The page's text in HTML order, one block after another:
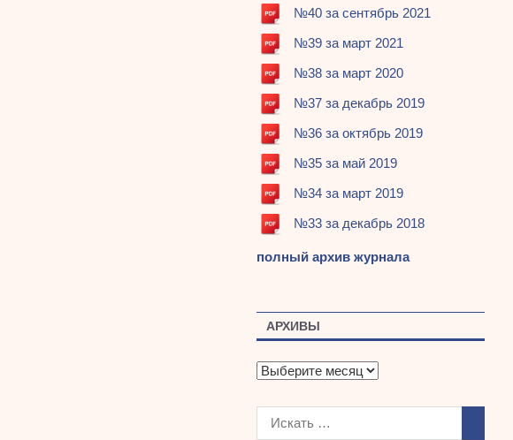
№40 за сентябрь 2021
№39 за март 2021
№38 за март 2020
№37 за декабрь 2019
№36 за октябрь 2019
№35 за май 2019
№34 за март 2019
№33 за декабрь 2018
полный архив журнала
АРХИВЫ
А
х